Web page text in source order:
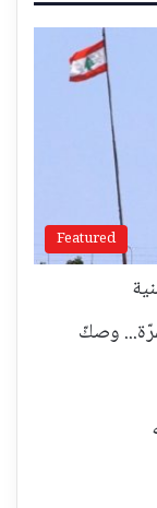
Featured
وصكّ